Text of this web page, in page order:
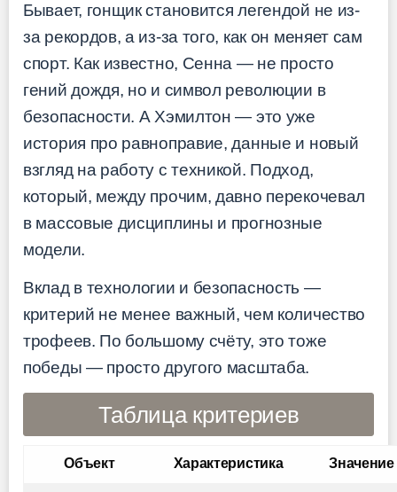
Бывает, гонщик становится легендой не из-
за рекордов, а из-за того, как он меняет сам
спорт. Как известно, Сенна — не просто
гений дождя, но и символ революции в
безопасности. А Хэмилтон — это уже
история про равноправие, данные и новый
взгляд на работу с техникой. Подход,
который, между прочим, давно перекочевал
в массовые дисциплины и прогнозные
модели.
Вклад в технологии и безопасность —
критерий не менее важный, чем количество
трофеев. По большому счёту, это тоже
победы — просто другого масштаба.
Таблица критериев
Объект Характеристика Значение